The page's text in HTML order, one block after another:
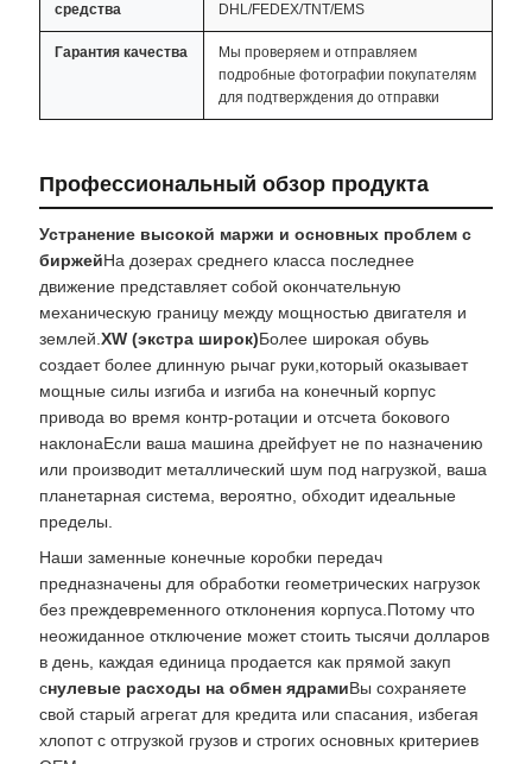
средства
DHL/FEDEX/TNT/EMS
Гарантия качества
Мы проверяем и отправляем
подробные фотографии покупателям
для подтверждения до отправки
Профессиональный обзор продукта
Устранение высокой маржи и основных проблем с
биржейНа дозерах среднего класса последнее
движение представляет собой окончательную
механическую границу между мощностью двигателя и
землей.XW (экстра широк)Более широкая обувь
создает более длинную рычаг руки,который оказывает
мощные силы изгиба и изгиба на конечный корпус
привода во время контр-ротации и отсчета бокового
наклонаЕсли ваша машина дрейфует не по назначению
или производит металлический шум под нагрузкой, ваша
планетарная система, вероятно, обходит идеальные
пределы.
Наши заменные конечные коробки передач
предназначены для обработки геометрических нагрузок
без преждевременного отклонения корпуса.Потому что
неожиданное отключение может стоить тысячи долларов
в день, каждая единица продается как прямой закуп
снулевые расходы на обмен ядрамиВы сохраняете
свой старый агрегат для кредита или спасания, избегая
хлопот с отгрузкой грузов и строгих основных критериев